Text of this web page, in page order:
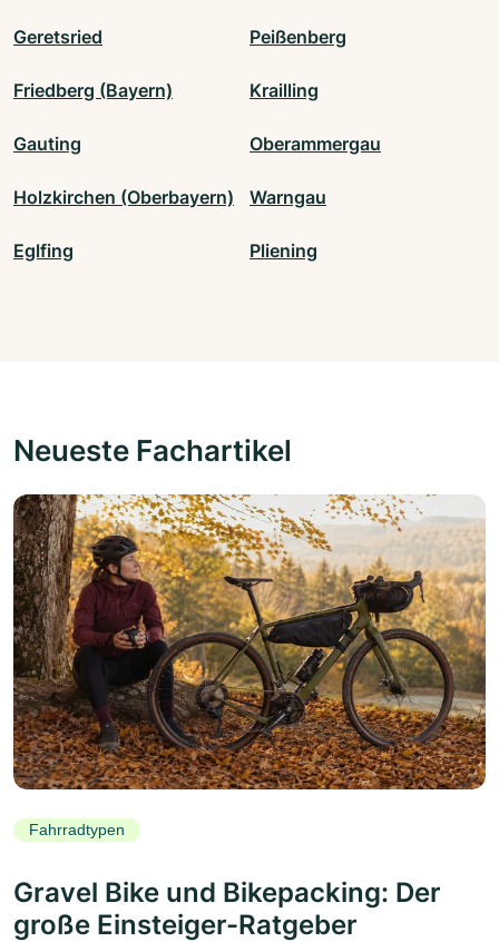
Geretsried Peißenberg
Friedberg (Bayern) Krailling
Gauting Oberammergau
Holzkirchen (Oberbayern) Warngau
Eglfing Pliening
Neueste Fachartikel
Fahrradtypen
Gravel Bike und Bikepacking: Der
große Einsteiger-Ratgeber